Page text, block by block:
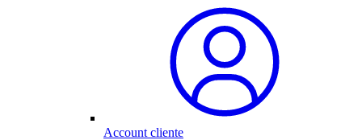
Account cliente